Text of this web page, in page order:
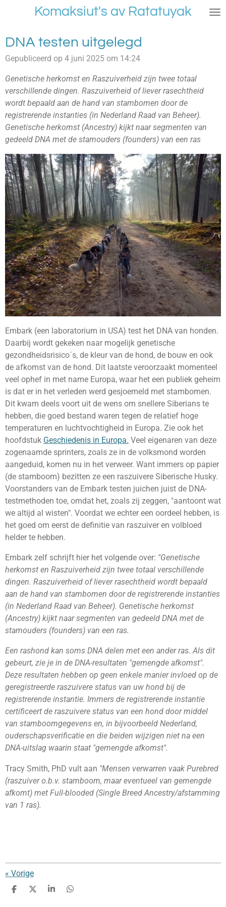
de
hoofdinhoud
Komaksiut's av Ratatuyak
DNA testen uitgelegd
Gepubliceerd op 4 juni 2025 om 14:24
Genetische herkomst en Raszuiverheid zijn twee totaal
verschillende dingen. Raszuiverheid of liever rasechtheid
wordt bepaald aan de hand van stambomen door de
registrerende instanties (in Nederland Raad van Beheer).
Genetische herkomst (Ancestry) kijkt naar segmenten van
gedeeld DNA met de stamouders (founders) van een ras
Embark (een laboratorium in USA) test het DNA van honden.
Daarbij wordt gekeken naar mogelijk genetische
gezondheidsrisico´s, de kleur van de hond, de bouw en ook
de afkomst van de hond. Dit laatste veroorzaakt momenteel
veel ophef in met name Europa, waar het een publiek geheim
is dat er in het verleden werd gesjoemeld met stambomen.
Dit kwam deels voort uit de wens om snellere Siberians te
hebben, die goed bestand waren tegen de relatief hoge
temperaturen en luchtvochtigheid in Europa. Zie ook het
hoofdstuk Geschiedenis in Europa. Veel eigenaren van deze
zogenaamde sprinters, zoals ze in de volksmond worden
aangeduid, komen nu in het verweer. Want immers op papier
(de stamboom) bezitten ze een raszuivere Siberische Husky.
Voorstanders van de Embark testen juichen juist de DNA-
testmethoden toe, omdat het, zoals zij zeggen, "aantoont wat
we altijd al wisten". Voordat we echter een oordeel hebben, is
het goed om eerst de definitie van raszuiver en volbloed
helder te hebben.
Embark zelf schrijft hier het volgende over: "Genetische
herkomst en Raszuiverheid zijn twee totaal verschillende
dingen. Raszuiverheid of liever rasechtheid wordt bepaald
aan de hand van stambomen door de registrerende instanties
(in Nederland Raad van Beheer). Genetische herkomst
(Ancestry) kijkt naar segmenten van gedeeld DNA met de
stamouders (founders) van een ras.
Een rashond kan soms DNA delen met een ander ras. Als dit
gebeurt, zie je in de DNA-resultaten "gemengde afkomst".
Deze resultaten hebben op geen enkele manier invloed op de
geregistreerde raszuivere status van uw hond bij de
registrerende instantie. Immers de registrerende instantie
certificeert de raszuivere status van een hond door middel
van stamboomgegevens en, in bijvoorbeeld Nederland,
ouderschapsverificatie en die beiden wijzigen niet na een
DNA-uitslag waarin staat "gemengde afkomst".
Tracy Smith, PhD vult aan "Mensen verwarren vaak Purebred
(raszuiver o.b.v. stamboom, maar eventueel van gemengde
afkomt) met Full-blooded (Single Breed Ancestry/afstamming
van 1 ras).
« Vorige
D
D
S
D